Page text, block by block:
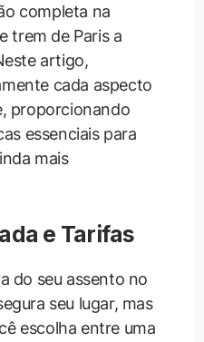
completa na
trem de Paris a
artigo,
cada aspecto
proporcionando
essenciais para
mais
e Tarifas
do seu assento no
seu lugar, mas
escolha entre uma